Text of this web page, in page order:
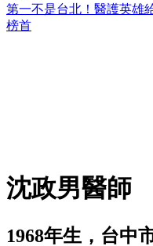
第一不是台北！醫護英雄
榜首
沈政男醫師
1968年生，台中